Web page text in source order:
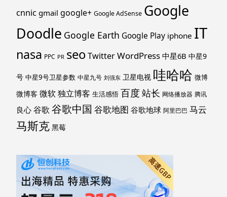
cnnic gmail google+ Google AdSense Google
Doodle Google Earth Google Play iphone IT
nasa PPC PR seoTwitterWordPress 中星6B 中星9
号 中星9号卫星参数 中星九号 刘强东 卫星电视 哇哈哈 微博
微博客 微软独立博客 生活感悟 百度 站长 网络播放器 腾讯
良心 谷歌 谷歌中国 谷歌地图 谷歌地球 阿里巴巴 马云
马斯克 黑莓